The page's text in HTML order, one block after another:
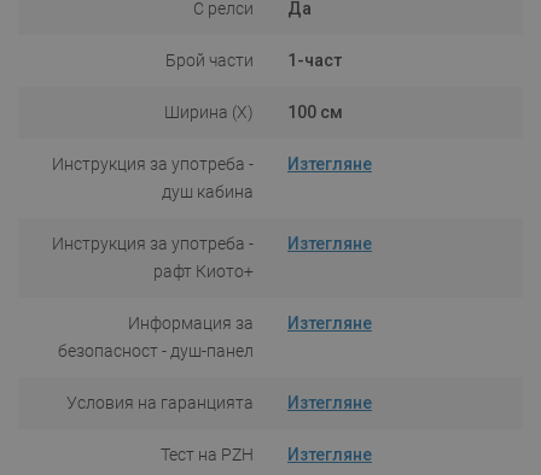
С релси Да
Брой части 1-част
Ширина (X) 100 см
Инструкция за употреба -
душ кабина
Изтегляне
Инструкция за употреба -
рафт Киото+
Изтегляне
Информация за
безопасност - душ-панел
Изтегляне
Условия на гаранцията Изтегляне
Тест на PZH Изтегляне